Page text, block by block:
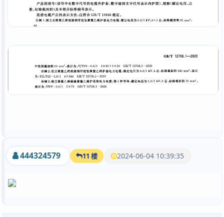
444324579 11 楼 2024-06-04 10:39:35